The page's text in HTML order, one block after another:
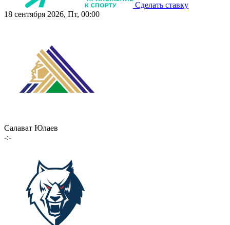
Сделать ставку
18 сентября 2026, Пт, 00:00
Салават Юлаев
-:-